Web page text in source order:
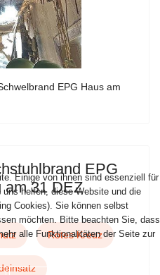
EPG Haus am
EPG
am 31 DEZ
Rotes Kreuz
Einige von ihnen sind essenziell für
helfen, diese Website und die
Cookies). Sie können selbst
möchten. Bitte beachten Sie, dass
alle Funktionalitäten der Seite zur